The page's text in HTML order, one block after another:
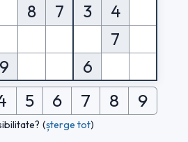
8 7 3
4
7
9
6
5 6 7 8 9
(șterge tot)